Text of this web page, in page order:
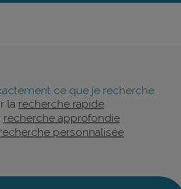
ce que je recherche
la recherche rapide
recherche approfondie
recherche personnalisée